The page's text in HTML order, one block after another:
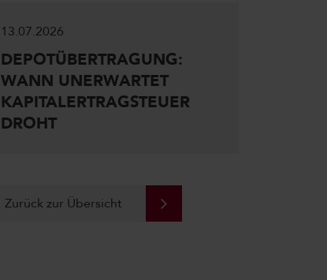
13.07.2026
DEPOTÜBERTRAGUNG:
WANN UNERWARTET
KAPITALERTRAGSTEUER
DROHT
Zurück zur Übersicht